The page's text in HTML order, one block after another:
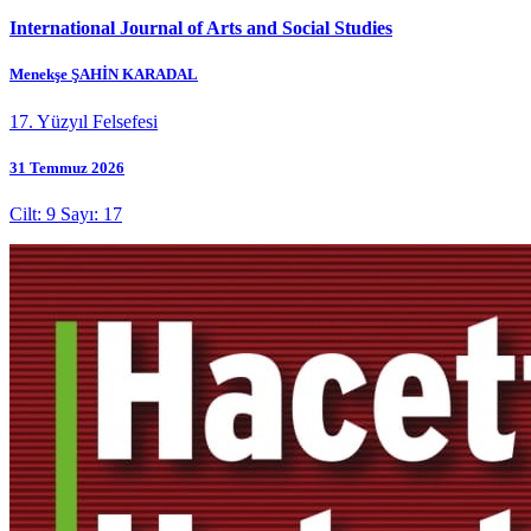
International Journal of Arts and Social Studies
Menekşe ŞAHİN KARADAL
17. Yüzyıl Felsefesi
31 Temmuz 2026
Cilt: 9 Sayı: 17